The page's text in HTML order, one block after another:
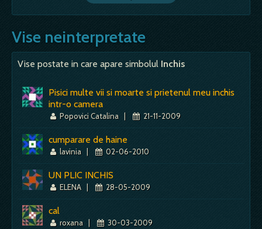
Vise neinterpretate
Vise postate in care apare simbolul Inchis
Pisici multe vii si moarte si prietenul meu inchis
intr-o camera
Popovici Catalina | 21-11-2009
cumparare de haine
lavinia | 02-06-2010
UN PLIC INCHIS
ELENA | 28-05-2009
cal
roxana | 30-03-2009